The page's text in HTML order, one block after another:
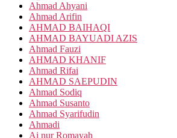
Ahmad Ahyani
Ahmad Arifin
AHMAD BAIHAQI
AHMAD BAYUADI AZIS
Ahmad Fauzi
AHMAD KHANIF
Ahmad Rifai
AHMAD SAEPUDIN
Ahmad Sodiq
Ahmad Susanto
Ahmad Syarifudin
Ahmadi
Ai nur Romayah